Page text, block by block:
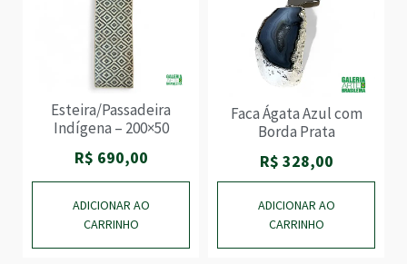
Esteira/Passadeira
Indígena – 200×50
R$ 690,00
ADICIONAR AO
CARRINHO
Faca Ágata Azul com
Borda Prata
R$ 328,00
ADICIONAR AO
CARRINHO